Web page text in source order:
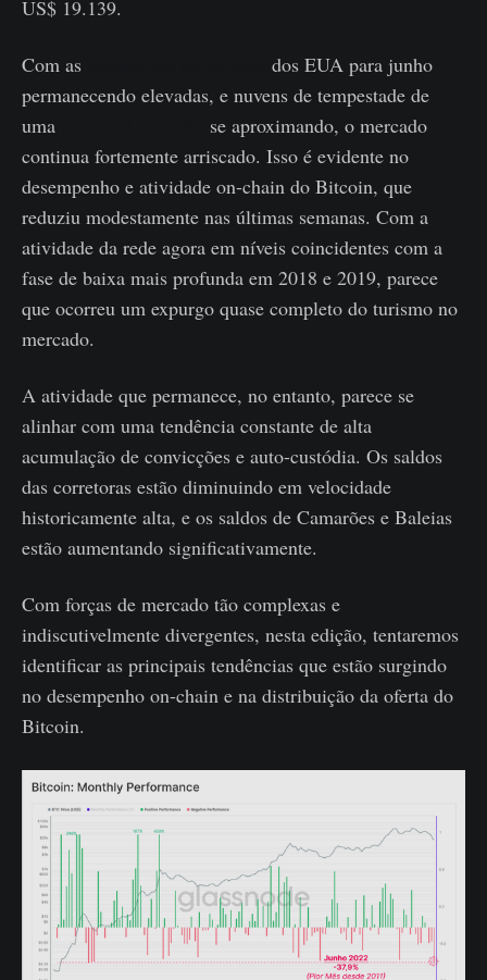
US$ 19.139.
Com as
dos EUA para junho
permanecendo elevadas, e nuvens de tempestade de
uma
se aproximando, o mercado
continua fortemente arriscado. Isso é evidente no
desempenho e atividade on-chain do Bitcoin, que
reduziu modestamente nas últimas semanas. Com a
atividade da rede agora em níveis coincidentes com a
fase de baixa mais profunda em 2018 e 2019, parece
que ocorreu um expurgo quase completo do turismo no
mercado.
A atividade que permanece, no entanto, parece se
alinhar com uma tendência constante de alta
acumulação de convicções e auto-custódia. Os saldos
das corretoras estão diminuindo em velocidade
historicamente alta, e os saldos de Camarões e Baleias
estão aumentando significativamente.
Com forças de mercado tão complexas e
indiscutivelmente divergentes, nesta edição, tentaremos
identificar as principais tendências que estão surgindo
no desempenho on-chain e na distribuição da oferta do
Bitcoin.